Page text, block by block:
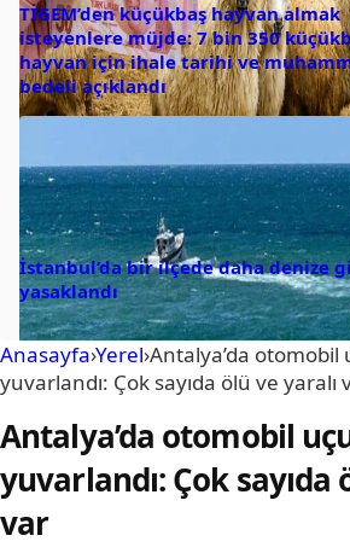
TİGEM’den küçükbaş hayvan almak
isteyenlere müjde: 7 bin 350
hayvan için ihale tarihi ve
bedeli açıklandı
İstanbul’da bir ilçede daha denize
yasaklandı
Anasayfa›Yerel›Antalya’da otomobil
yuvarlandı: Çok sayıda ölü ve yaralı
Antalya’da otomobil
yuvarlandı: Çok sayıda
var